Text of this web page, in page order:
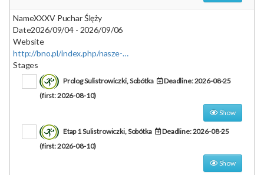
NameXXXV Puchar Ślęży
Date2026/09/04 - 2026/09/06
Website
http://bno.pl/index.php/nasze-zawody/mpuchar-slaska
Stages
Prolog Sulistrowiczki, Sobótka
Deadline: 2026-08-25
(first: 2026-08-10)
Show
Etap 1 Sulistrowiczki, Sobótka
Deadline: 2026-08-25
(first: 2026-08-10)
Show